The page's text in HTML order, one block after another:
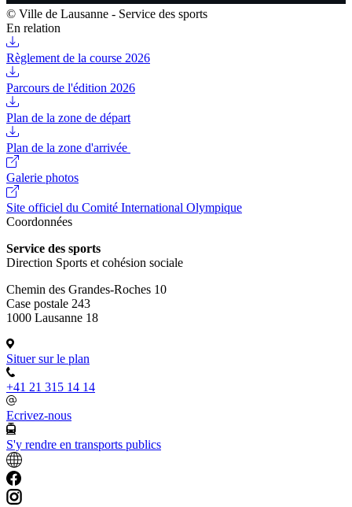
© Ville de Lausanne - Service des sports
En relation
Règlement de la course 2026
Parcours de l'édition 2026
Plan de la zone de départ
Plan de la zone d'arrivée
Galerie photos
Site officiel du Comité International Olympique
Coordonnées
Service des sports
Direction Sports et cohésion sociale
Chemin des Grandes-Roches 10
Case postale 243
1000 Lausanne 18
Situer sur le plan
+41 21 315 14 14
Ecrivez-nous
S'y rendre en transports publics